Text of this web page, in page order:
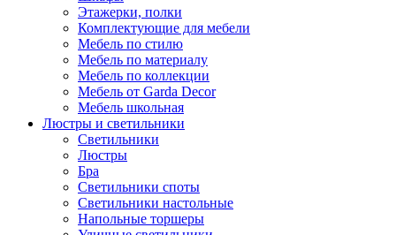
Этажерки, полки
Комплектующие для мебели
Мебель по стилю
Мебель по материалу
Мебель по коллекции
Мебель от Garda Decor
Мебель школьная
Люстры и светильники
Светильники
Люстры
Бра
Светильники споты
Светильники настольные
Напольные торшеры